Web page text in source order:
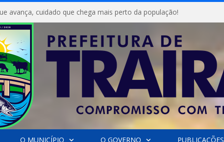
avança, cuidado que chega mais perto da população!
O MUNICÍPIO O GOVERNO PUBLICAÇÕES